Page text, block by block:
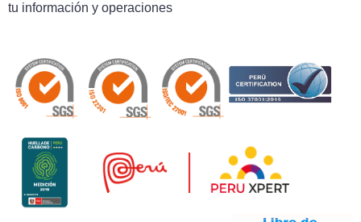
tu información y operaciones